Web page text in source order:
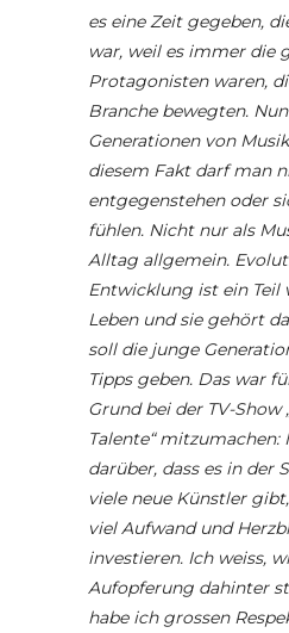
es eine Zeit gegeben,
war, weil es immer die
Protagonisten waren,
Branche bewegten.
Generationen von
diesem Fakt darf man
entgegenstehen oder
fühlen. Nicht nur als
Alltag allgemein.
Entwicklung ist ein Teil
Leben und sie gehört
soll die junge
Tipps geben. Das war
Grund bei der TV-Show
Talente“
darüber, dass es in der
viele neue Künstler
viel Aufwand und
investieren. Ich weiss,
Aufopferung dahinter
habe ich grossen